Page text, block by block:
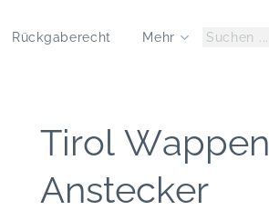
Rückgaberecht Mehr
Tirol
Anstecker